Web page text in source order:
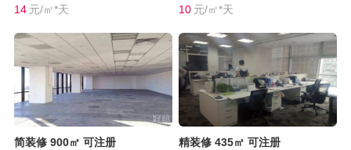
14 元/㎡*天
10 元/㎡*天
简装修 900㎡ 可注册
精装修 435㎡ 可注册